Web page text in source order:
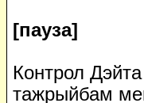
[пауза]
Контрол
тажрыйбам